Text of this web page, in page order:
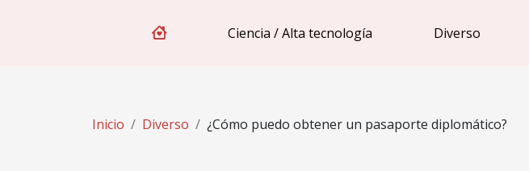
Ciencia / Alta tecnología Diverso
Inicio Diverso ¿Cómo puedo obtener un pasaporte diplomático?